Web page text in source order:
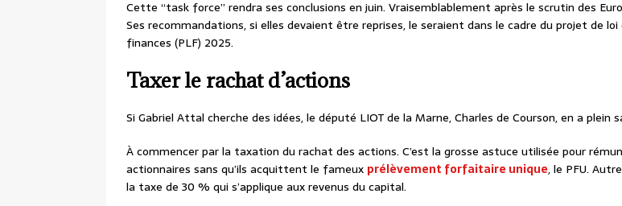
Cette “task force” rendra ses conclusions en juin. Vraisemblablement après le scrutin des
Ses recommandations, si elles devaient être reprises, le seraient dans le cadre du projet de loi
finances (PLF) 2025.
Taxer le rachat d’actions
Si Gabriel Attal cherche des idées, le député LIOT de la Marne, Charles de Courson, en a plein
À commencer par la taxation du rachat des actions. C’est la grosse astuce utilisée pour
actionnaires sans qu’ils acquittent le fameux prélèvement forfaitaire unique, le PFU.
la taxe de 30 % qui s’applique aux revenus du capital.